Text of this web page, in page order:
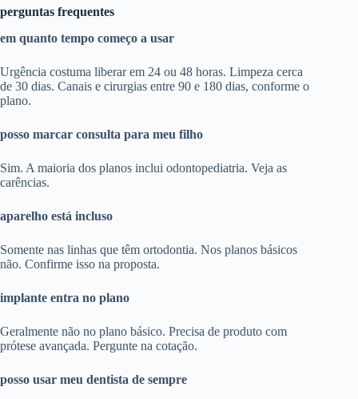
perguntas frequentes
em quanto tempo começo a usar
Urgência costuma liberar em 24 ou 48 horas. Limpeza cerca
de 30 dias. Canais e cirurgias entre 90 e 180 dias, conforme o
plano.
posso marcar consulta para meu filho
Sim. A maioria dos planos inclui odontopediatria. Veja as
carências.
aparelho está incluso
Somente nas linhas que têm ortodontia. Nos planos básicos
não. Confirme isso na proposta.
implante entra no plano
Geralmente não no plano básico. Precisa de produto com
prótese avançada. Pergunte na cotação.
posso usar meu dentista de sempre